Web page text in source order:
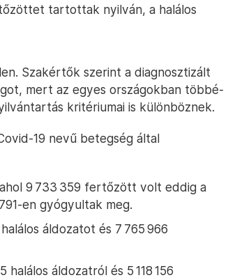
tartottak nyilván, a halálos
Szakértők szerint a diagnosztizált
mert az egyes országokban többé-
kritériumai is különböznek.
19 nevű betegség által
9 733 359 fertőzött volt eddig a
en gyógyultak meg.
áldozatot és 7 765 966
halálos áldozatról és 5 118 156